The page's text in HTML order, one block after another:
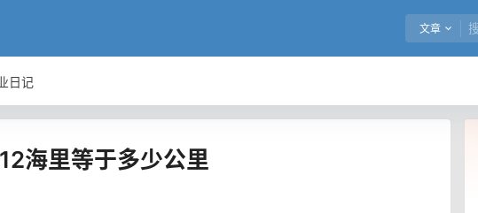
文章
日记
海里等于多少公里